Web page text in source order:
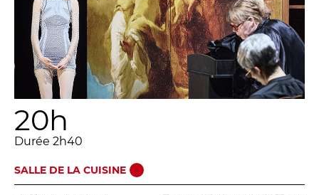
20h
Durée 2h40
SALLE DE LA CUISINE